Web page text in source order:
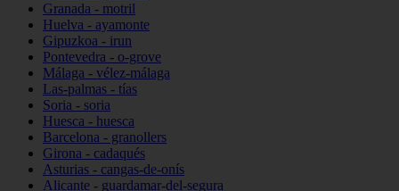
Granada - motril
Huelva - ayamonte
Gipuzkoa - irun
Pontevedra - o-grove
Málaga - vélez-málaga
Las-palmas - tías
Soria - soria
Huesca - huesca
Barcelona - granollers
Girona - cadaqués
Asturias - cangas-de-onís
Alicante - guardamar-del-segura